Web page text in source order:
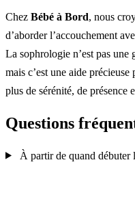
Chez Bébé à Bord, nous
d’aborder l’accouchement
La sophrologie n’est pas une
mais c’est une aide
plus de sérénité, de présence
Questions
À partir de quand débuter